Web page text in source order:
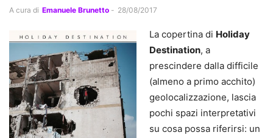
A cura di Emanuele Brunetto - 28/08/2017
La copertina di Holiday
Destination, a
prescindere dalla difficile
(almeno a primo acchito)
geolocalizzazione, lascia
pochi spazi interpretativi
su cosa possa riferirsi: un